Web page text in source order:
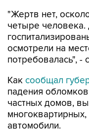
"Жертв нет,
четыре
осмотрели на
потребовалась", -
Как сообщал
падения
частных домов,
автомобили.